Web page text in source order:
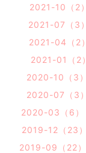
2021-10（2）
2021-07（3）
2021-04（2）
2021-01（2）
2020-10（3）
2020-07（3）
2020-03（6）
2019-12（23）
2019-09（22）